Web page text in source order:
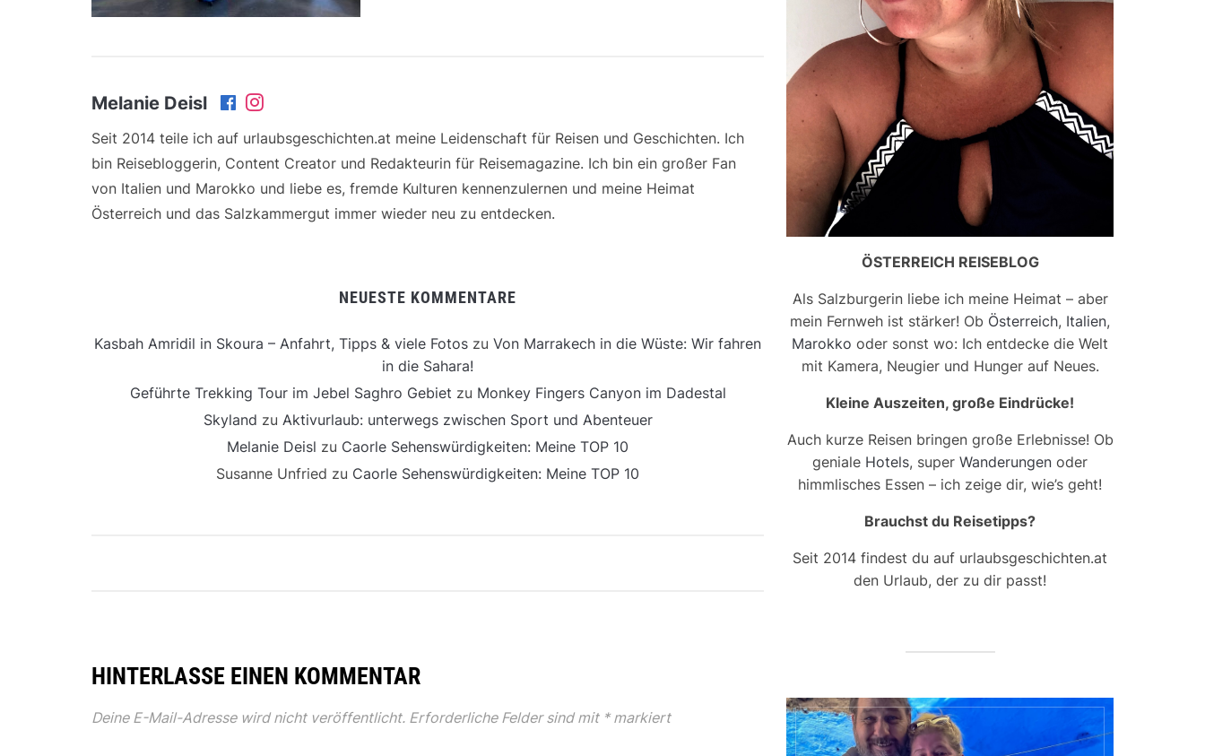
Melanie Deisl
Seit 2014 teile ich auf urlaubsgeschichten.at meine Leidenschaft für Reisen und Geschichten. Ich
bin Reisebloggerin, Content Creator und Redakteurin für Reisemagazine. Ich bin ein großer Fan
von Italien und Marokko und liebe es, fremde Kulturen kennenzulernen und meine Heimat
Österreich und das Salzkammergut immer wieder neu zu entdecken.
NEUESTE KOMMENTARE
Kasbah Amridil in Skoura – Anfahrt, Tipps & viele Fotos zu Von Marrakech in die Wüste: Wir fahren
in die Sahara!
Geführte Trekking Tour im Jebel Saghro Gebiet zu Monkey Fingers Canyon im Dadestal
Skyland zu Aktivurlaub: unterwegs zwischen Sport und Abenteuer
Melanie Deisl zu Caorle Sehenswürdigkeiten: Meine TOP 10
Susanne Unfried zu Caorle Sehenswürdigkeiten: Meine TOP 10
HINTERLASSE EINEN KOMMENTAR
Deine E-Mail-Adresse wird nicht veröffentlicht. Erforderliche Felder sind mit *markiert
ÖSTERREICH REISEBLOG
Als Salzburgerin liebe ich meine Heimat – aber
mein Fernweh ist stärker! Ob Österreich, Italien,
Marokko oder sonst wo: Ich entdecke die Welt
mit Kamera, Neugier und Hunger auf Neues.
Kleine Auszeiten, große Eindrücke!
Auch kurze Reisen bringen große Erlebnisse! Ob
geniale Hotels, super Wanderungen oder
himmlisches Essen – ich zeige dir, wie’s geht!
Brauchst du Reisetipps?
Seit 2014 findest du auf urlaubsgeschichten.at
den Urlaub, der zu dir passt!